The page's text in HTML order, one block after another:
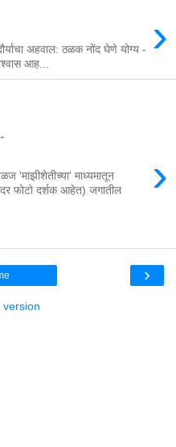
›
अहवाल: ठळक नोंद घेणे योग्य -
आह...
›
'माझीशेतीच्या' माध्यमातून
फोटो दर्शक आहेत) जगातील
›
version